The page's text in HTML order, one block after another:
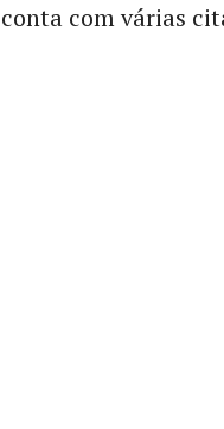
conta com várias